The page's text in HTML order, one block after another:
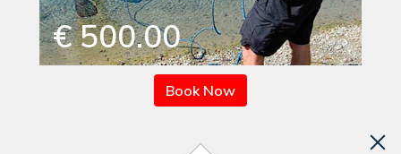
€ 500.00
Book Now